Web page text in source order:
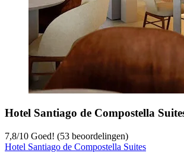
Hotel Santiago de Compostella
7,8/10 Goed! (53 beoordelingen)
Hotel Santiago de Compostella Suites